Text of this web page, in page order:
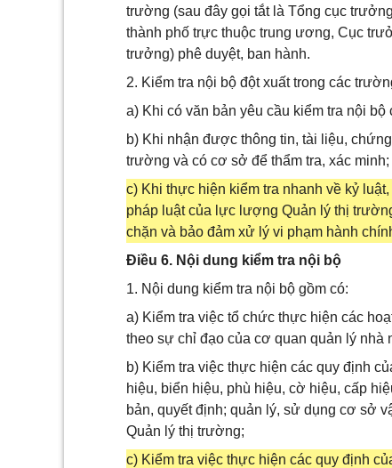
trường (sau đây gọi tắt là Tổng cục
thành phố trực thuộc trung ương, Cục
trưởng) phê duyệt, ban hành.
2. Kiểm tra nội bộ đột xuất trong các
a) Khi có văn bản yêu cầu kiểm tra nội bộ
b) Khi nhận được thông tin, tài liệu,
trường và có cơ sở để thẩm tra, xác minh;
c) Khi thực hiện kiểm tra nhanh về kỷ
pháp luật của lực lượng Quản lý thị
chặn và bảo đảm xử lý vi phạm hành
Điều 6. Nội dung kiểm tra nội bộ
1. Nội dung kiểm tra nội bộ gồm có:
a) Kiểm tra việc tổ chức thực hiện các
theo sự chỉ đạo của cơ quan quản lý nhà
b) Kiểm tra việc thực hiện các quy định
hiệu, biển hiệu, phù hiệu, cờ hiệu, cấp
bản, quyết định; quản lý, sử dụng cơ sở
Quản lý thị trường;
c) Kiểm tra việc thực hiện các quy định